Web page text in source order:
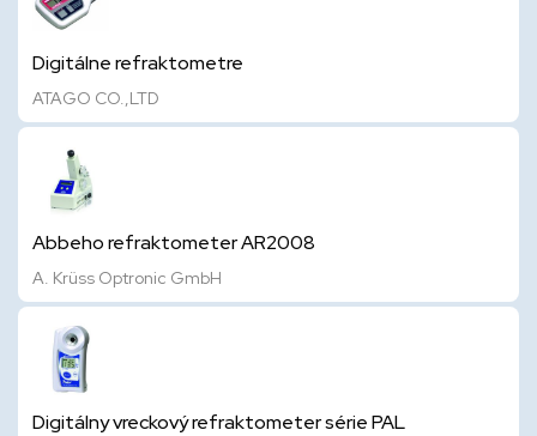
Digitálne refraktometre
ATAGO CO.,LTD
Abbeho refraktometer AR2008
A. Krüss Optronic GmbH
Digitálny vreckový refraktometer série PAL